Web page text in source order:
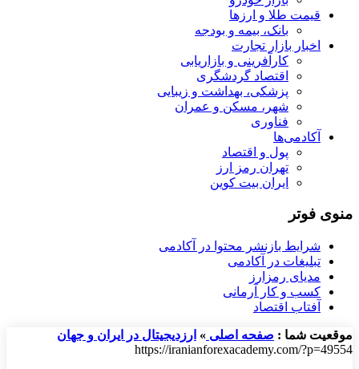
قیمت طلا و ارزها
بانک، بیمه و بودجه
اخبار بازار تجارت
کارآفرینی و بازاریابی
اقتصاد گردشگری
پزشکی، بهداشت و زیبایی
شهر، مسکن و عمران
فناوری
آکادمی‌ها
پول و اقتصاد
تهران رمز ارز
ایران بیت کوین
منوی فوتر
شرایط بازنشر محتوا در آکادمی
تبلیغات در آکادمی
مدیای رمزارز
کسب و کار آرمانی
آفتاب اقتصاد
موقعیت شما : صفحه اصلی » ارزدیجیتال در ایران و جهان
https://iranianforexacademy.com/?p=49554